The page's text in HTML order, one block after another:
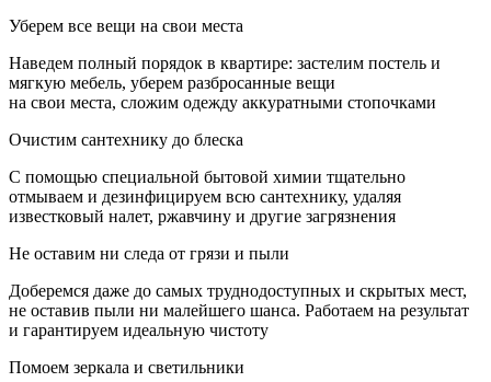
Уберем все вещи на свои места
Наведем полный порядок в квартире: застелим постель и
мягкую мебель, уберем разбросанные вещи
на свои места, сложим одежду аккуратными стопочками
Очистим сантехнику до блеска
С помощью специальной бытовой химии тщательно
отмываем и дезинфицируем всю сантехнику, удаляя
известковый налет, ржавчину и другие загрязнения
Не оставим ни следа от грязи и пыли
Доберемся даже до самых труднодоступных и скрытых мест,
не оставив пыли ни малейшего шанса. Работаем на результат
и гарантируем идеальную чистоту
Помоем зеркала и светильники